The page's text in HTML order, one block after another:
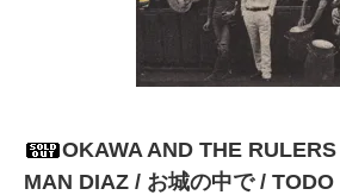
OKAWA AND THE
MAN DIAZ / お城の中で /